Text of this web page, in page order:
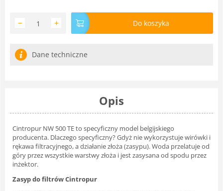
+
− Do koszyka
Dane techniczne
Opis
Cintropur NW 500 TE to specyficzny model belgijskiego
producenta. Dlaczego specyficzny? Gdyż nie wykorzystuje wirówki i
rękawa filtracyjnego, a działanie złoża (zasypu). Woda przelatuje od
góry przez wszystkie warstwy złoża i jest zasysana od spodu przez
inżektor.
Zasyp do filtrów Cintropur